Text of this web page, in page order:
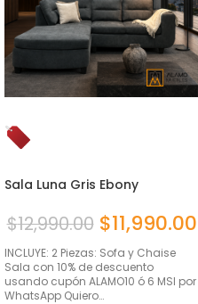
Sala Luna Gris Ebony
$12,990.00 $11,990.00
INCLUYE: 2 Piezas: Sofa y Chaise
Sala con 10% de descuento
usando cupón ALAMO10 ó 6 MSI por
WhatsApp Quiero…